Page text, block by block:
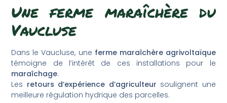
Une ferme maraîchère du
Vaucluse
Dans le Vaucluse, une ferme maraîchère agrivoltaïque
témoigne de l’intérêt de ces installations pour le
maraîchage.
Les retours d’expérience d’agriculteur soulignent une
meilleure régulation hydrique des parcelles.